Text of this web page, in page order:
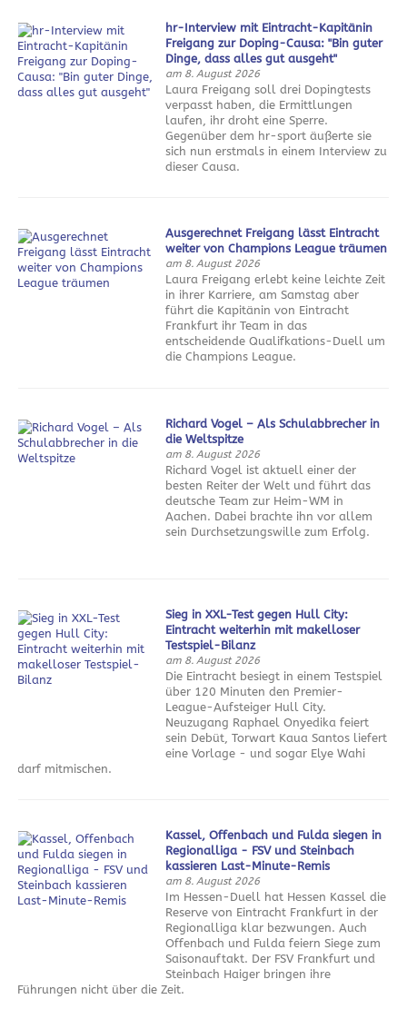
hr-Interview mit Eintracht-Kapitänin
Freigang zur Doping-Causa: "Bin guter
Dinge, dass alles gut ausgeht"
am 8. August 2026
Laura Freigang soll drei Dopingtests
verpasst haben, die Ermittlungen
laufen, ihr droht eine Sperre.
Gegenüber dem hr-sport äußerte sie
sich nun erstmals in einem Interview zu
dieser Causa.
Ausgerechnet Freigang lässt Eintracht
weiter von Champions League träumen
am 8. August 2026
Laura Freigang erlebt keine leichte Zeit
in ihrer Karriere, am Samstag aber
führt die Kapitänin von Eintracht
Frankfurt ihr Team in das
entscheidende Qualifkations-Duell um
die Champions League.
Richard Vogel – Als Schulabbrecher in
die Weltspitze
am 8. August 2026
Richard Vogel ist aktuell einer der
besten Reiter der Welt und führt das
deutsche Team zur Heim-WM in
Aachen. Dabei brachte ihn vor allem
sein Durchsetzungswille zum Erfolg.
Sieg in XXL-Test gegen Hull City:
Eintracht weiterhin mit makelloser
Testspiel-Bilanz
am 8. August 2026
Die Eintracht besiegt in einem Testspiel
über 120 Minuten den Premier-
League-Aufsteiger Hull City.
Neuzugang Raphael Onyedika feiert
sein Debüt, Torwart Kaua Santos liefert
eine Vorlage - und sogar Elye Wahi
darf mitmischen.
Kassel, Offenbach und Fulda siegen in
Regionalliga - FSV und Steinbach
kassieren Last-Minute-Remis
am 8. August 2026
Im Hessen-Duell hat Hessen Kassel die
Reserve von Eintracht Frankfurt in der
Regionalliga klar bezwungen. Auch
Offenbach und Fulda feiern Siege zum
Saisonauftakt. Der FSV Frankfurt und
Steinbach Haiger bringen ihre
Führungen nicht über die Zeit.